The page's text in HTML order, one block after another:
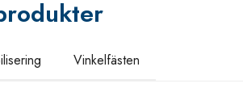
Vinkelfästen